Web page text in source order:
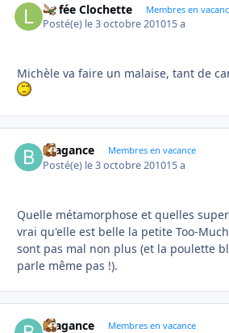
La fée Clochette Membres en
Posté(e) le 3 octobre 201015 a
Michèle va faire un malaise, tant de
Bragance Membres en vacance
Posté(e) le 3 octobre 201015 a
Quelle métamorphose et quelles
vrai qu'elle est belle la petite Too-
sont pas mal non plus (et la poulette
parle même pas !).
Bragance Membres en vacance